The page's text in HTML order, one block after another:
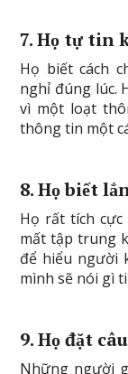
7. Họ tự tin
Họ biết cách
nghỉ đúng lúc.
vì một loạt
thông tin một
8. Họ biết
Họ rất tích
mất tập trung
để hiểu người
mình sẽ nói gì
9. Họ đặt
Những người